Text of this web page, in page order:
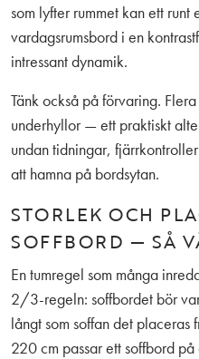
som lyfter rummet kan ett runt
vardagsrumsbord i en
intressant dynamik.
Tänk också på förvaring.
underhyllor — ett praktiskt
undan tidningar,
att hamna på bordsytan.
STORLEK OCH
SOFFBORD — SÅ
En tumregel som många
2/3-regeln: soffbordet bör
långt som soffan det placeras
220 cm passar ett soffbord